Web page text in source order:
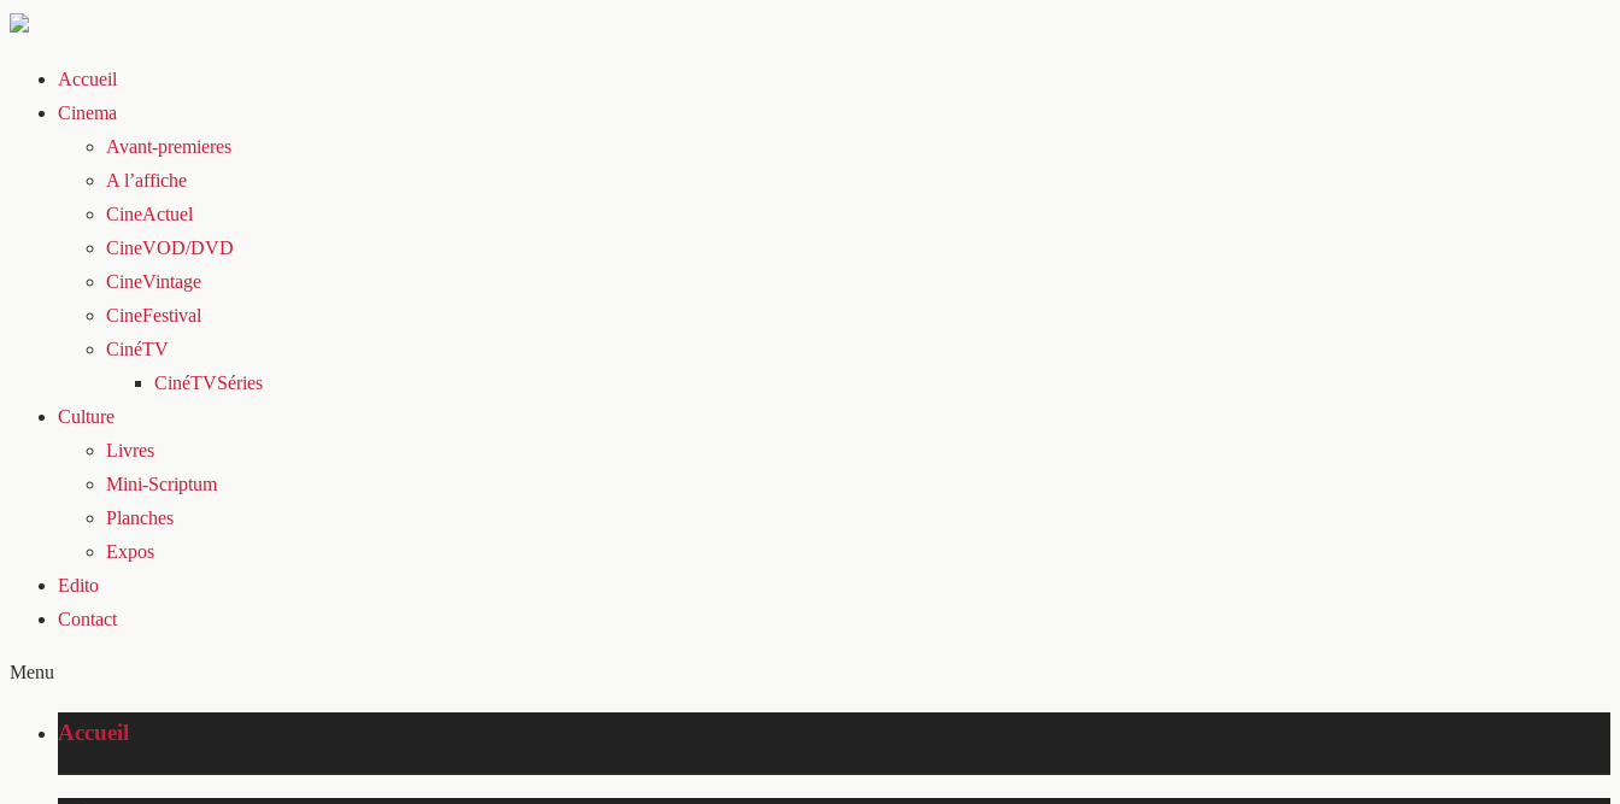
Accueil
Cinema
Avant-premieres
A l’affiche
CineActuel
CineVOD/DVD
CineVintage
CineFestival
CinéTV
CinéTVSéries
Culture
Livres
Mini-Scriptum
Planches
Expos
Edito
Contact
Menu
Accueil